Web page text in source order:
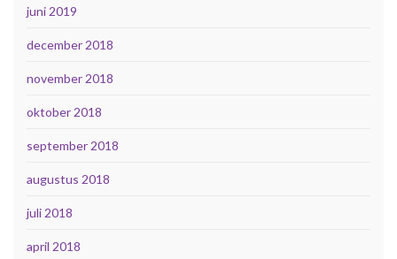
juni 2019
december 2018
november 2018
oktober 2018
september 2018
augustus 2018
juli 2018
april 2018